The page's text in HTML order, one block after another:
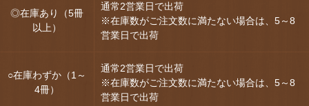
◎在庫あり（5冊
以上）
通常2営業日で出荷
※在庫数がご注文数に満たない場合は、5～8
営業日で出荷
○在庫わずか（1～
4冊）
通常2営業日で出荷
※在庫数がご注文数に満たない場合は、5～8
営業日で出荷